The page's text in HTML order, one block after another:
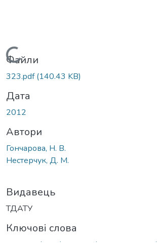
Вантажиться...
Файли
323.pdf(140.43 KB)
Дата
2012
Автори
Гончарова, Н. В.
Нестерчук, Д. М.
Видавець
ТДАТУ
Ключові слова